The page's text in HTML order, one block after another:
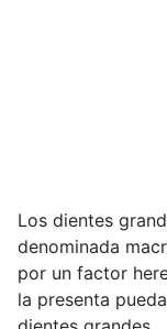
Los dientes
denominada
por un factor
la presenta